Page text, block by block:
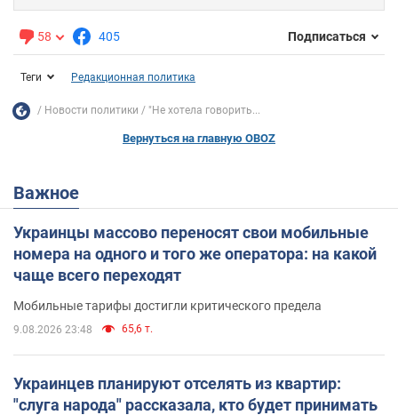
58 405 Подписаться
Теги Редакционная политика
Новости политики "Не хотела говорить...
Вернуться на главную OBOZ
Важное
Украинцы массово переносят свои мобильные
номера на одного и того же оператора: на какой
чаще всего переходят
Мобильные тарифы достигли критического предела
9.08.2026 23:48 65,6 т.
Украинцев планируют отселять из квартир:
"слуга народа" рассказала, кто будет принимать